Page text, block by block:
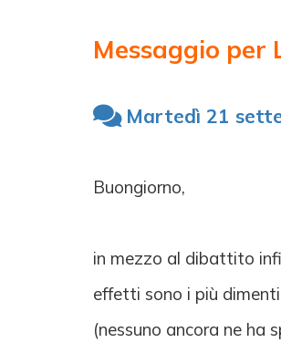
Messaggio per
Martedì 21
Buongiorno,
in mezzo al dibattito
effetti sono i più
(nessuno ancora ne